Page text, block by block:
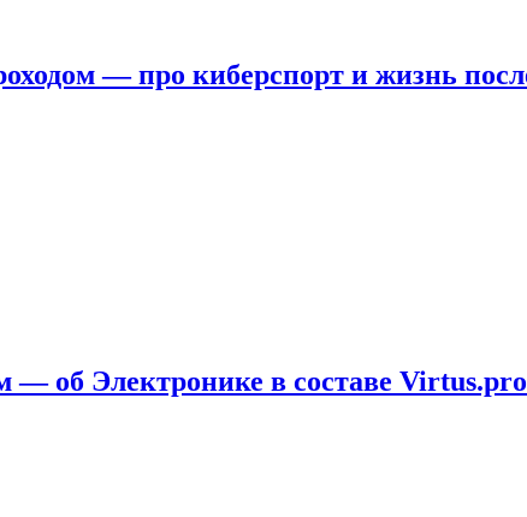
— про киберспорт и жизнь
об Электронике в составе Virtus.pro